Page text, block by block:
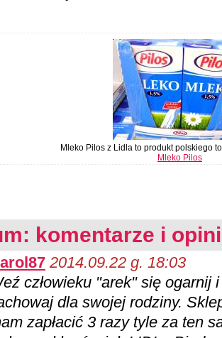
Mleko Pilos z Lidla to produkt polskiego
Mleko Pilos
komentarze i
2014.09.22 g. 18:03
człowieku "arek" się
dla swojej rodziny.
zapłacić 3 razy tyle za ten